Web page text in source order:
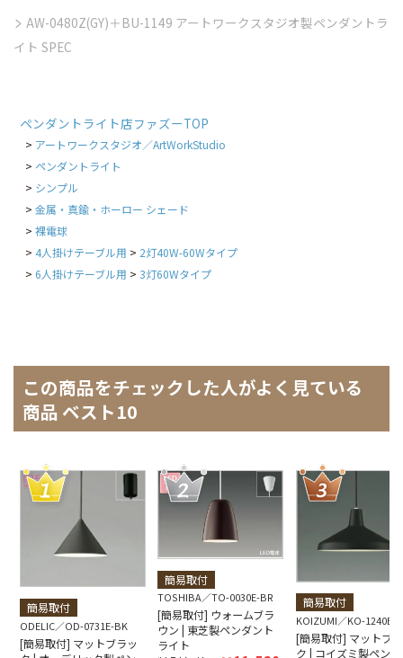
AW-0480Z(GY)＋BU-1149 アートワークスタジオ製ペンダントラ
イト SPEC
ペンダントライト店ファズーTOP
アートワークスタジオ／ArtWorkStudio
ペンダントライト
シンプル
金属・真鍮・ホーロー シェード
裸電球
4人掛けテーブル用
2灯40W-60Wタイプ
6人掛けテーブル用
3灯60Wタイプ
この商品をチェックした人がよく見ている
商品 ベスト10
簡易取付
ODELIC OD-0731E-BK
[簡易取付] マットブラッ
簡易取付
TOSHIBA TO-0030E-BR
[簡易取付] ウォームブラ
ウン | 東芝製ペンダント
ライト
簡易取付
KOIZUMI KO-1240E-
[簡易取付] マットブ
ク | コイズミ製ペン